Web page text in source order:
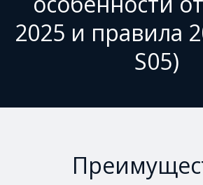
2025 и правила
S05)